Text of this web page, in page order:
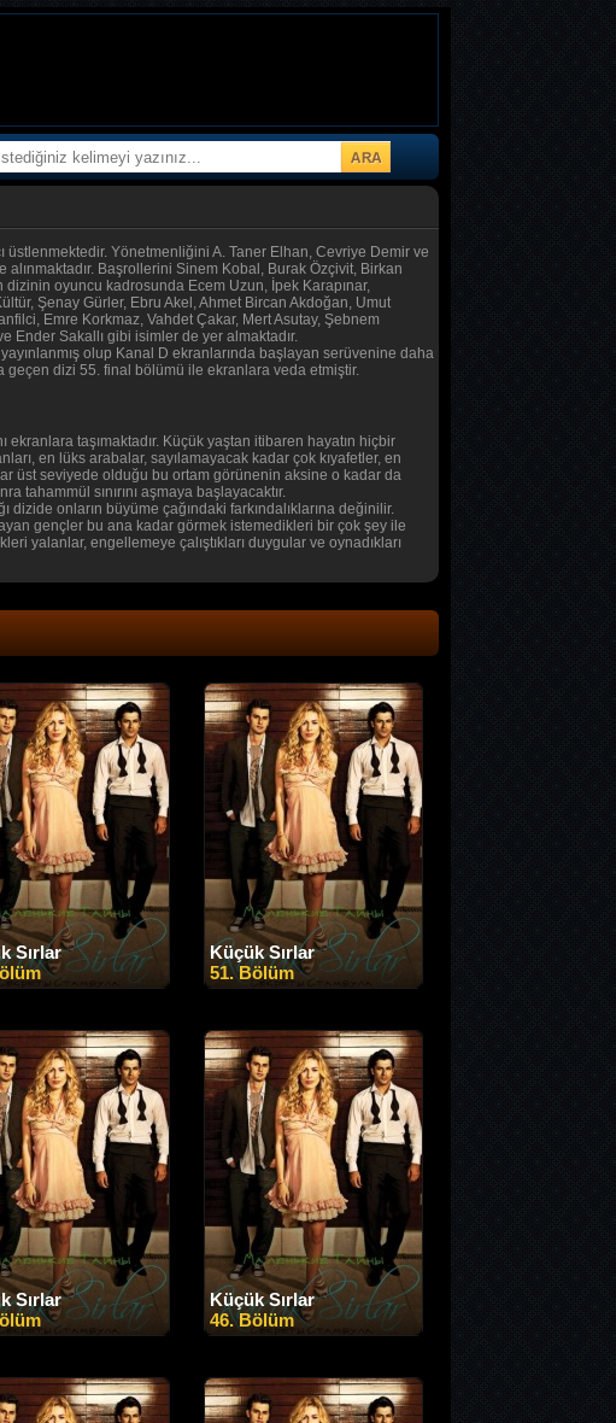
üstlenmektedir. Yönetmenliğini A. Taner Elhan, Cevriye Demir ve
alınmaktadır. Başrollerini Sinem Kobal, Burak Özçivit, Birkan
oyuncu kadrosunda Ecem Uzun, İpek Karapınar,
Şenay Gürler, Ebru Akel, Ahmet Bircan Akdoğan, Umut
Emre Korkmaz, Vahdet Çakar, Mert Asutay, Şebnem
Ender Sakallı gibi isimler de yer almaktadır.
olup Kanal D ekranlarında başlayan serüvenine daha
geçen dizi 55. final bölümü ile ekranlara veda etmiştir.
ekranlara taşımaktadır. Küçük yaştan itibaren hayatın hiçbir
en lüks arabalar, sayılamayacak kadar çok kıyafetler, en
üst seviyede olduğu bu ortam görünenin aksine o kadar da
tahammül sınırını aşmaya başlayacaktır.
onların büyüme çağındaki farkındalıklarına değinilir.
gençler bu ana kadar görmek istemedikleri bir çok şey ile
yalanlar, engellemeye çalıştıkları duygular ve oynadıkları
Sırlar
Küçük Sırlar
51. Bölüm
Sırlar
Küçük Sırlar
46. Bölüm